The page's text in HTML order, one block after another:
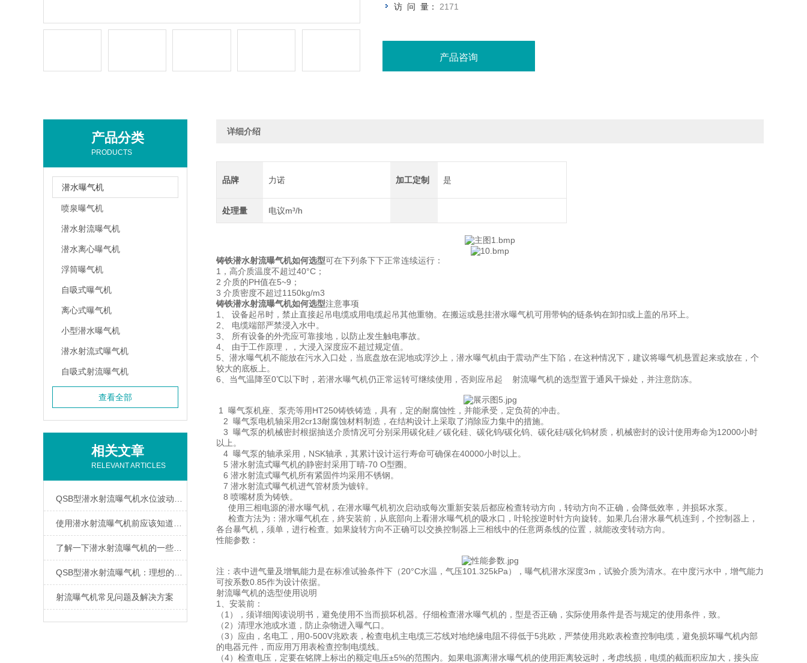
访 问 量： 2171
产品咨询
产品分类
PRODUCTS
潜水曝气机
喷泉曝气机
潜水射流曝气机
潜水离心曝气机
浮筒曝气机
自吸式曝气机
离心式曝气机
小型潜水曝气机
潜水射流式曝气机
自吸式射流曝气机
查看全部
相关文章
RELEVANT ARTICLES
射流曝气机常见问题及解决方案
详细介绍
品牌 力诺 加工定制 是
处理量 电议m³/h
铸铁潜水射流曝气机如何选型可在下列条下下正常连续运行：
1，高介质温度不超过40°C；
2 介质的PH值在5~9；
3 介质密度不超过1150kg/m3
铸铁潜水射流曝气机如何选型注意事项
1、 设备起吊时，禁止直接起吊电缆或用电缆起吊其他重物。在搬运或悬挂潜水曝气机可用带钩的链条钩在卸扣或上盖的吊环上。
2、 电缆端部严禁浸入水中。
3、 所有设备的外壳应可靠接地，以防止发生触电事故。
4、 由于工作原理，，大浸入深度应不超过规定值。
5、潜水曝气机不能放在污水入口处，当底盘放在泥地或浮沙上，潜水曝气机由于震动产生下陷，在这种情况下，建议将曝气机悬置起来或放在，个
较大的底板上。
6、当气温降至0℃以下时，若潜水曝气机仍正常运转可继续使用，否则应吊起 射流曝气机的选型置于通风干燥处，并注意防冻。
1 曝气泵机座、泵壳等用HT250铸铁铸造，具有，定的耐腐蚀性，并能承受，定负荷的冲击。
2 曝气泵电机轴采用2cr13耐腐蚀材料制造，在结构设计上采取了消除应力集中的措施。
3 曝气泵的机械密封根据抽送介质情况可分别采用碳化硅／碳化硅、碳化钨/碳化钨、碳化硅/碳化钨材质，机械密封的设计使用寿命为12000小时
以上。
4 曝气泵的轴承采用，NSK轴承，其累计设计运行寿命可确保在40000小时以上。
5 潜水射流式曝气机的静密封采用丁晴-70 O型圈。
6 潜水射流式曝气机所有紧固件均采用不锈钢。
7 潜水射流式曝气机进气管材质为镀锌。
8 喷嘴材质为铸铁。
使用三相电源的潜水曝气机，在潜水曝气机初次启动或每次重新安装后都应检查转动方向，转动方向不正确，会降低效率，并损坏水泵。
检查方法为：潜水曝气机在，終安装前，从底部向上看潜水曝气机的吸水口，叶轮按逆时针方向旋转。如果几台潜水暴气机连到，个控制器上，
各台暴气机，须单，进行检查。如果旋转方向不正确可以交换控制器上三相线中的任意两条线的位置，就能改变转动方向。
性能参数：
注：表中进气量及增氧能力是在标准试验条件下（20°C水温，气压101.325kPa），曝气机潜水深度3m，试验介质为清水。在中度污水中，增气能力
可按系数0.85作为设计依据。
射流曝气机的选型使用说明
1、安装前：
（1），须详细阅读说明书，避免使用不当而损坏机器。仔细检查潜水曝气机的，型是否正确，实际使用条件是否与规定的使用条件，致。
（2）清理水池或水道，防止杂物进入曝气口。
（3）应由，名电工，用0-500V兆欧表，检查电机主电缆三芯线对地绝缘电阻不得低于5兆欧，严禁使用兆欧表检查控制电缆，避免损坏曝气机内部
的电器元件，而应用万用表检查控制电缆线。
（4）检查电压，定要在铭牌上标出的额定电压±5%的范围内。如果电源离潜水曝气机的使用距离较远时，考虑线损，电缆的截面积应加大，接头应